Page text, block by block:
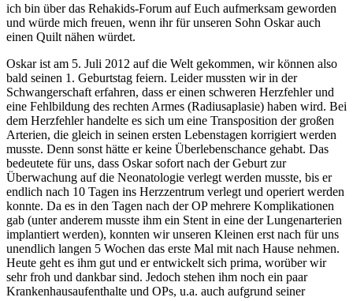
ich bin über das Rehakids-Forum auf Euch aufmerksam geworden
und würde mich freuen, wenn ihr für unseren Sohn Oskar auch
einen Quilt nähen würdet.
Oskar ist am 5. Juli 2012 auf die Welt gekommen, wir können also
bald seinen 1. Geburtstag feiern. Leider mussten wir in der
Schwangerschaft erfahren, dass er einen schweren Herzfehler und
eine Fehlbildung des rechten Armes (Radiusaplasie) haben wird. Bei
dem Herzfehler handelte es sich um eine Transposition der großen
Arterien, die gleich in seinen ersten Lebenstagen korrigiert werden
musste. Denn sonst hätte er keine Überlebenschance gehabt. Das
bedeutete für uns, dass Oskar sofort nach der Geburt zur
Überwachung auf die Neonatologie verlegt werden musste, bis er
endlich nach 10 Tagen ins Herzzentrum verlegt und operiert werden
konnte. Da es in den Tagen nach der OP mehrere Komplikationen
gab (unter anderem musste ihm ein Stent in eine der Lungenarterien
implantiert werden), konnten wir unseren Kleinen erst nach für uns
unendlich langen 5 Wochen das erste Mal mit nach Hause nehmen.
Heute geht es ihm gut und er entwickelt sich prima, worüber wir
sehr froh und dankbar sind. Jedoch stehen ihm noch ein paar
Krankenhausaufenthalte und OPs, u.a. auch aufgrund seiner